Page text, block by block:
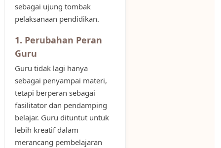
sebagai ujung tombak
pelaksanaan pendidikan.
1. Perubahan Peran
Guru
Guru tidak lagi hanya
sebagai penyampai materi,
tetapi berperan sebagai
fasilitator dan pendamping
belajar. Guru dituntut untuk
lebih kreatif dalam
merancang pembelajaran